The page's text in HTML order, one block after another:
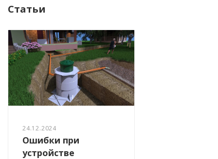
Статьи
24.12.2024
Ошибки при
устройстве